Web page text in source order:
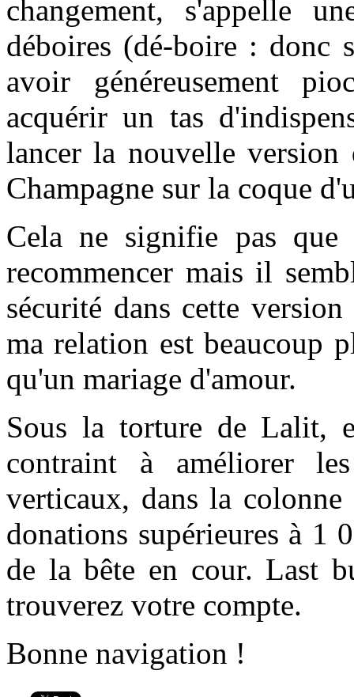
changement, s'appelle
déboires (dé-boire : donc
avoir généreusement
acquérir un tas
lancer la nouvelle
Champagne sur la coque
Cela ne signifie pas que
recommencer mais il
sécurité dans cette
ma relation est beaucoup
qu'un mariage d'amour.
Sous la torture de Lalit,
contraint à améliorer
verticaux, dans la colonne
donations supérieures à 1
de la bête en cour. Last
trouverez votre compte.
Bonne navigation !